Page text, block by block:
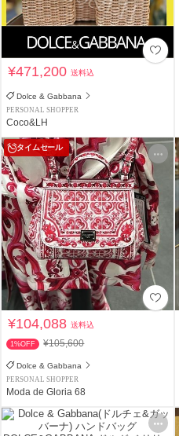
¥471,200送料込
Dolce & Gabbana
PERSONAL SHOPPER
Coco&LH
タイムセール
¥104,088送料込
1%OFF ¥105,600
Dolce & Gabbana
PERSONAL SHOPPER
Moda de Gloria 68